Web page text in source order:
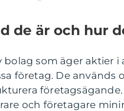
de är och hur
som äger aktier i
företag. De används
och företagare